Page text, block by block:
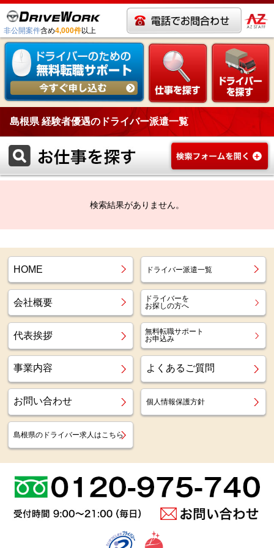
非公開案件含め4,000件以上
島根県 経験者優遇のドライバー派遣一覧
検索結果がありません。
HOME ドライバー派遣一覧
会社概要
ドライバーを
お探しの方へ
代表挨拶
無料転職サポート
お申込み
事業内容 よくあるご質問
お問い合わせ 個人情報保護方針
島根県のドライバー求人はこちら